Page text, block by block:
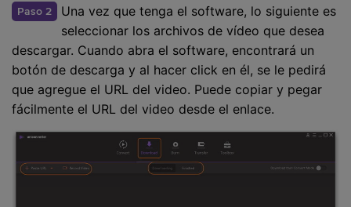
Paso 2
Una vez que tenga el software, lo siguiente es
seleccionar los archivos de vídeo que desea
descargar. Cuando abra el software, encontrará un
botón de descarga y al hacer click en él, se le pedirá
que agregue el URL del video. Puede copiar y pegar
fácilmente el URL del video desde el enlace.